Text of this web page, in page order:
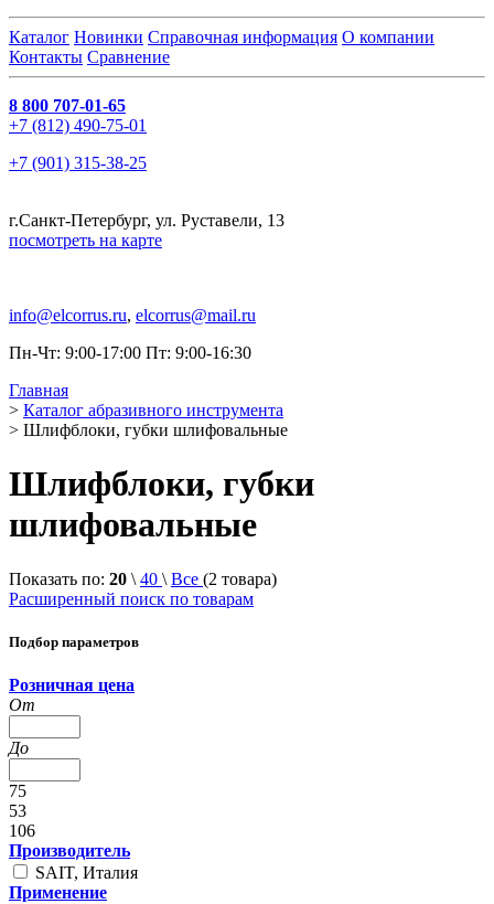
Каталог Новинки Справочная информация О компании
Контакты Сравнение
8 800 707-01-65
+7 (812) 490-75-01
+7 (901) 315-38-25
г.Санкт-Петербург, ул. Руставели, 13
посмотреть на карте
info@elcorrus.ru, elcorrus@mail.ru
Пн-Чт: 9:00-17:00 Пт: 9:00-16:30
Главная
> Каталог абразивного инструмента
> Шлифблоки, губки шлифовальные
Шлифблоки, губки
шлифовальные
Показать по: 20 \ 40 \ Все (2 товарa)
Расширенный поиск по товарам
Подбор параметров
Розничная цена
От
До
75
53
106
Производитель
SAIT, Италия
Применение